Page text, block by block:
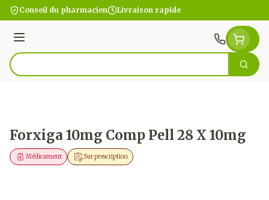
Aller au contenu
Conseil du pharmacien Livraison rapide
Menu
Rechercher
Forxiga 10mg Comp Pell 28 X 10mg
Sur prescription
Médicament